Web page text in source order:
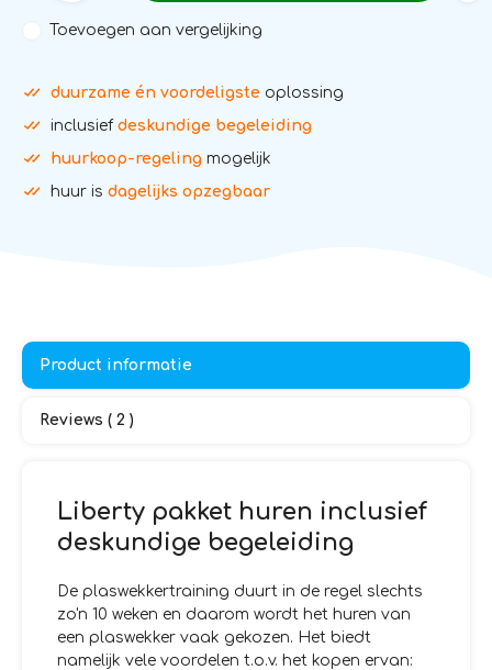
Toevoegen aan vergelijking
duurzame én voordeligste oplossing
inclusief deskundige begeleiding
huurkoop-regeling mogelijk
huur is dagelijks opzegbaar
Product informatie
Reviews ( 2 )
Liberty pakket huren inclusief
deskundige begeleiding
De plaswekkertraining duurt in de regel slechts
zo'n 10 weken en daarom wordt het huren van
een plaswekker vaak gekozen. Het biedt
namelijk vele voordelen t.o.v. het kopen ervan: